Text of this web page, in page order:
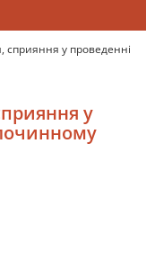
сприяння у проведенні
у